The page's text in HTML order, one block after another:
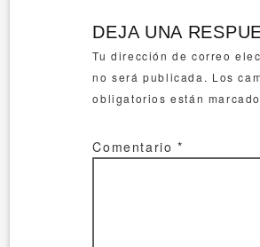
DEJA UNA
Tu dirección de correo
no será publicada. Los
obligatorios están
Comentario*